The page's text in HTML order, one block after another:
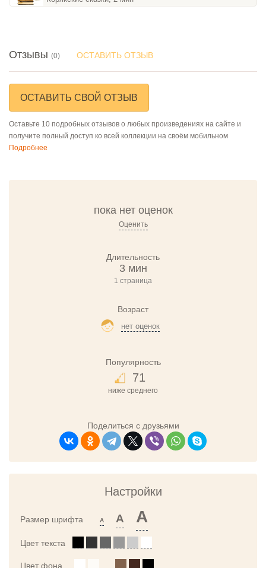
Отзывы (0) ОСТАВИТЬ ОТЗЫВ
ОСТАВИТЬ СВОЙ ОТЗЫВ
Оставьте 10 подробных отзывов о любых произведениях на сайте и
получите полный доступ ко всей коллекции на своём мобильном
Подробнее
пока нет оценок
Оценить
Длительность
3 мин
1 страница
Возраст
нет оценок
Популярность
71
ниже среднего
Поделиться с друзьями
Настройки
Размер шрифта A A A
Цвет текста
Цвет фона